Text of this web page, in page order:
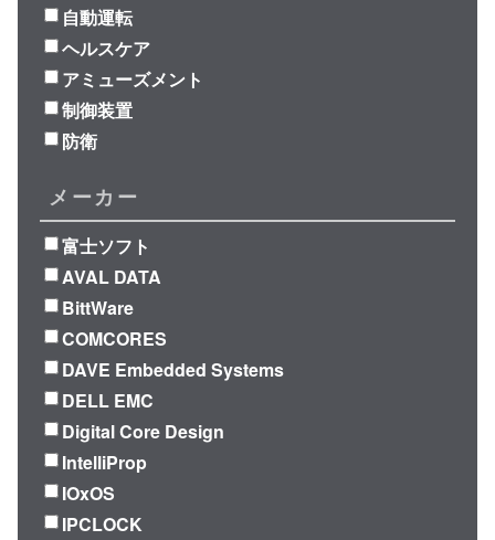
自動運転
ヘルスケア
アミューズメント
制御装置
防衛
メーカー
富士ソフト
AVAL DATA
BittWare
COMCORES
DAVE Embedded Systems
DELL EMC
Digital Core Design
IntelliProp
IOxOS
IPCLOCK